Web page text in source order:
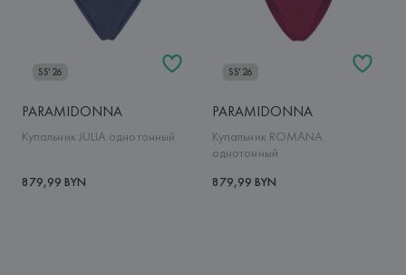
SS'26
PARAMIDONNA
Купальник JULIA однотонный
879,99 BYN
SS'26
PARAMIDONNA
Купальник ROMANA
однотонный
879,99 BYN